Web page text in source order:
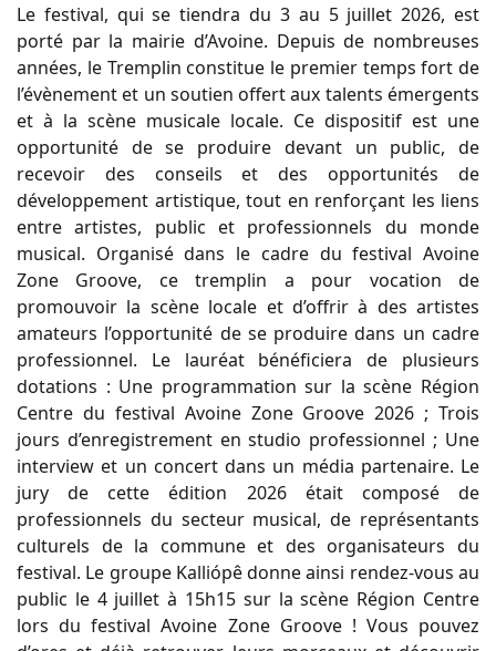
Le festival, qui se tiendra du 3 au 5 juillet 2026, est
porté par la mairie d’Avoine. Depuis de nombreuses
années, le Tremplin constitue le premier temps fort de
l’évènement et un soutien offert aux talents émergents
et à la scène musicale locale. Ce dispositif est une
opportunité de se produire devant un public, de
recevoir des conseils et des opportunités de
développement artistique, tout en renforçant les liens
entre artistes, public et professionnels du monde
musical. Organisé dans le cadre du festival Avoine
Zone Groove, ce tremplin a pour vocation de
promouvoir la scène locale et d’offrir à des artistes
amateurs l’opportunité de se produire dans un cadre
professionnel. Le lauréat bénéficiera de plusieurs
dotations : Une programmation sur la scène Région
Centre du festival Avoine Zone Groove 2026 ; Trois
jours d’enregistrement en studio professionnel ; Une
interview et un concert dans un média partenaire. Le
jury de cette édition 2026 était composé de
professionnels du secteur musical, de représentants
culturels de la commune et des organisateurs du
festival. Le groupe Kalliópê donne ainsi rendez-vous au
public le 4 juillet à 15h15 sur la scène Région Centre
lors du festival Avoine Zone Groove ! Vous pouvez